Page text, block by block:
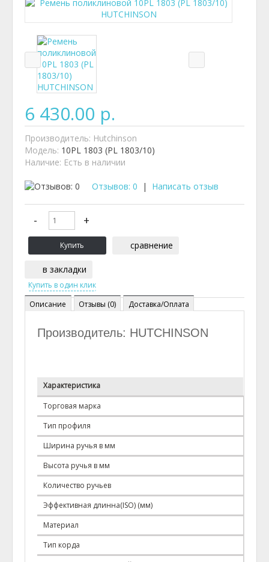
6 430.00 р.
Производитель: Hutchinson
Модель: 10PL 1803 (PL 1803/10)
Наличие: Есть в наличии
Отзывов: 0 | Написать отзыв
сравнение
в закладки
Описание Отзывы (0) Доставка/Оплата
Производитель: HUTCHINSON
Характеристика
Торговая марка
Тип профиля
Ширина ручья в мм
Высота ручья в мм
Количество ручьев
Эффективная длинна(ISO) (мм)
Материал
Тип корда